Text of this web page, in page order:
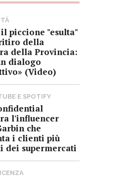
piccione "esulta"
della
della Provincia:
dialogo
(Video)
E SPOTIFY
l'influencer
che
i clienti più
dei supermercati